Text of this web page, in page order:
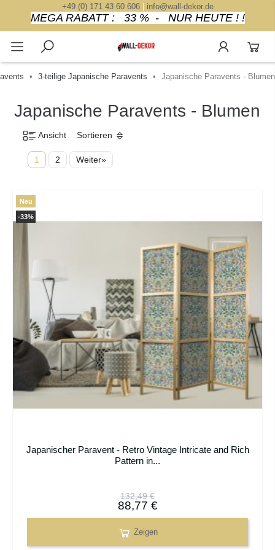
+49 (0) 171 43 60 606| info@wall-dekor.de
MEGA RABATT : 33 % - NUR HEUTE ! !
3-teilige Japanische Paravents Japanische Paravents - Blumen
Japanische Paravents - Blumen
Ansicht Sortieren
1 2 Weiter»
Japanischer Paravent - Retro Vintage Intricate and Rich
Pattern in...
132,49 €
88,77 €
Zeigen
-33%
Neu